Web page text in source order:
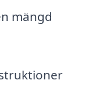
mängd